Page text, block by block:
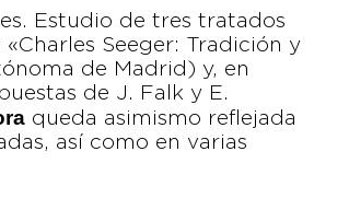
Estudio de tres tratados
Seeger: Tradición y
de Madrid) y, en
de J. Falk y E.
queda asimismo reflejada
así como en varias